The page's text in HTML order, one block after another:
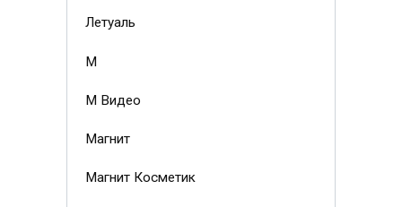
Летуаль
М
М Видео
Магнит
Магнит Косметик